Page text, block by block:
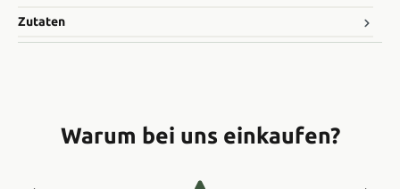
Zutaten
Warum bei uns einkaufen?